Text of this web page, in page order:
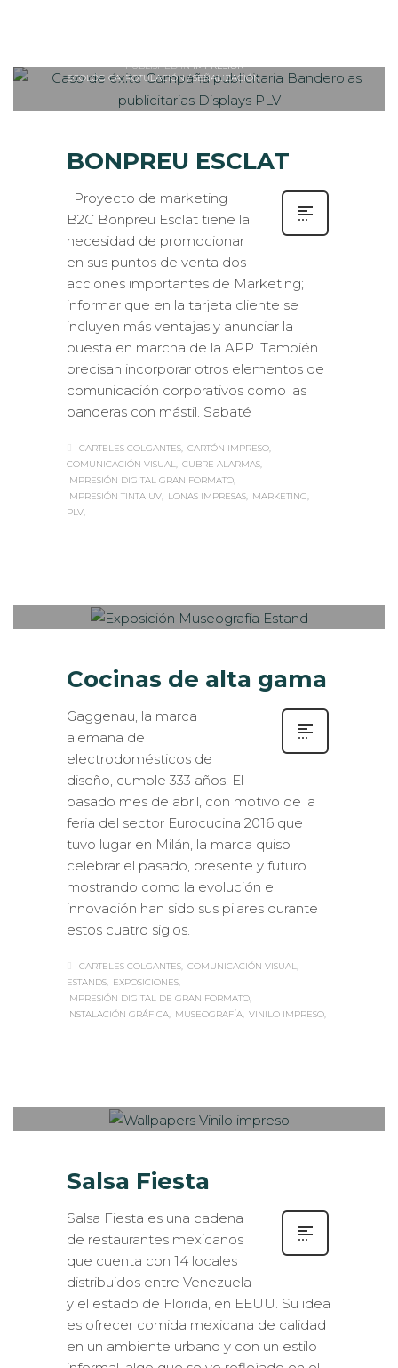
PUBLISHED IN IMPRESIÓN
ECOLÓGICA,ROTULACIÓN / SEÑALIZACIÓN
BONPREU ESCLAT
Proyecto de marketing
B2C Bonpreu Esclat tiene la
necesidad de promocionar
en sus puntos de venta dos
acciones importantes de Marketing;
informar que en la tarjeta cliente se
incluyen más ventajas y anunciar la
puesta en marcha de la APP. También
precisan incorporar otros elementos de
comunicación corporativos como las
banderas con mástil. Sabaté
CARTELES COLGANTES CARTÓN IMPRESO
COMUNICACIÓN VISUAL CUBRE ALARMAS
IMPRESIÓN DIGITAL GRAN FORMATO
IMPRESIÓN TINTA UV
LONAS IMPRESAS
MARKETING
PLV
Cocinas de alta gama
Gaggenau, la marca
alemana de
electrodomésticos de
diseño, cumple 333 años. El
pasado mes de abril, con motivo de la
feria del sector Eurocucina 2016 que
tuvo lugar en Milán, la marca quiso
celebrar el pasado, presente y futuro
mostrando como la evolución e
innovación han sido sus pilares durante
estos cuatro siglos.
CARTELES COLGANTES COMUNICACIÓN VISUAL
ESTANDS
EXPOSICIONES
IMPRESIÓN DIGITAL DE GRAN FORMATO
INSTALACIÓN GRÁFICA
MUSEOGRAFÍA VINILO IMPRESO
Salsa Fiesta
Salsa Fiesta es una cadena
de restaurantes mexicanos
que cuenta con 14 locales
distribuidos entre Venezuela
y el estado de Florida, en EEUU. Su idea
es ofrecer comida mexicana de calidad
en un ambiente urbano y con un estilo